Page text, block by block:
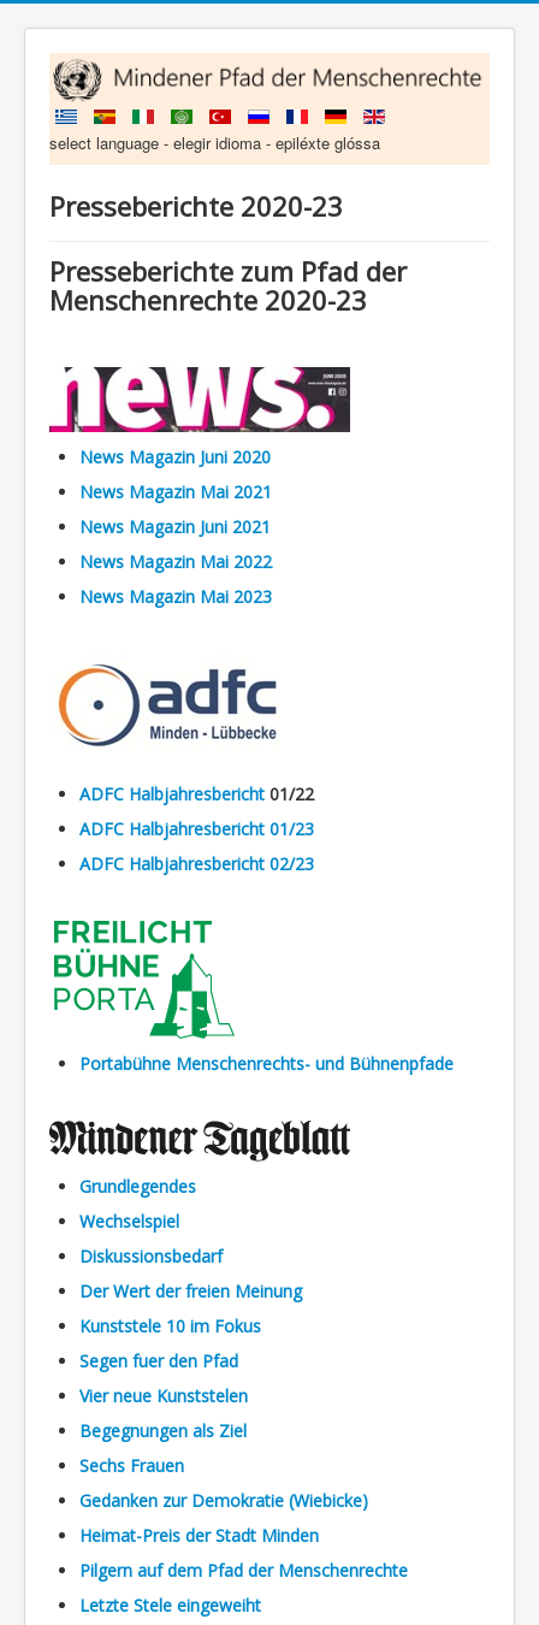
select language - elegir idioma - epiléxte glóssa
Presseberichte 2020-23
Presseberichte zum Pfad der
Menschenrechte 2020-23
News Magazin Juni 2020
News Magazin Mai 2021
News Magazin Juni 2021
News Magazin Mai 2022
News Magazin Mai 2023
ADFC Halbjahresbericht 01/22
ADFC Halbjahresbericht 01/23
ADFC Halbjahresbericht 02/23
Portabühne Menschenrechts- und Bühnenpfade
Grundlegendes
Wechselspiel
Diskussionsbedarf
Der Wert der freien Meinung
Kunststele 10 im Fokus
Segen fuer den Pfad
Vier neue Kunststelen
Begegnungen als Ziel
Sechs Frauen
Gedanken zur Demokratie (Wiebicke)
Heimat-Preis der Stadt Minden
Pilgern auf dem Pfad der Menschenrechte
Letzte Stele eingeweiht